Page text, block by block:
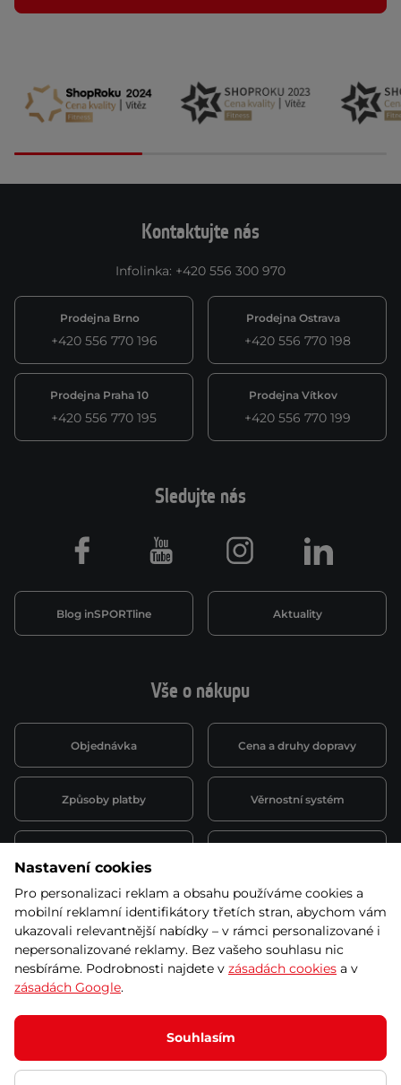
Kontaktujte nás
Infolinka: +420 556 300 970
Prodejna Brno
+420 556 770 196
Prodejna Ostrava
+420 556 770 198
Prodejna Praha 10
+420 556 770 195
Prodejna Vítkov
+420 556 770 199
Vše o nákupu
Objednávka Cena a druhy dopravy
Způsoby platby Věrnostní systém
Půjčovna
obchodní podmínky
Kariéra
Sledujte nás
Blog inSPORTline Aktuality
Facebook Youtube Instagram LinkedIn
© 2026 SEVEN SPORT s.r.o Všechna práva vyhrazena
Podle zákona o evidenci tržeb je prodávající povinen vystavit
kupujícímu účtenku.
Zároveň je povinen zaevidovat přijatou tržbu u správce daně online; v
Nastavení cookies
Pro personalizaci reklam a obsahu používáme cookies a
mobilní reklamní identifikátory třetích stran, abychom vám
ukazovali relevantnější nabídky – v rámci personalizované i
nepersonalizované reklamy. Bez vašeho souhlasu nic
nesbíráme. Podrobnosti najdete v zásadách cookies a v
zásadách Google.
Souhlasím